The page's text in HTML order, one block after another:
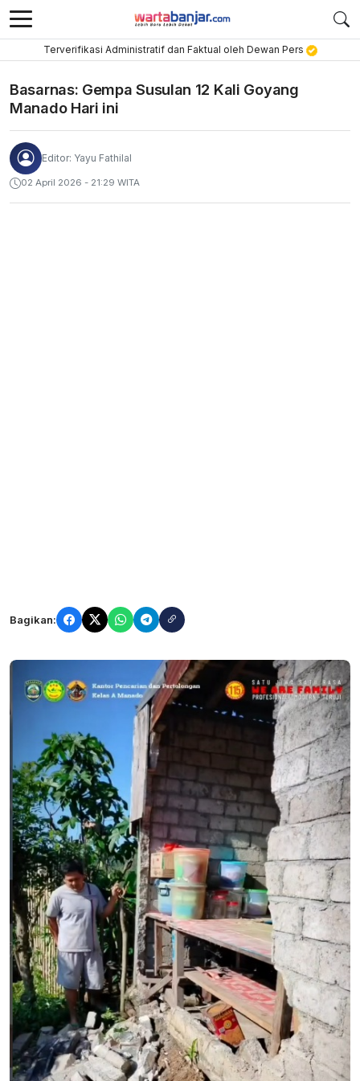
Terverifikasi Administratif dan Faktual oleh Dewan Pers
Basarnas: Gempa Susulan 12 Kali Goyang
Manado Hari ini
Editor: Yayu Fathilal
02 April 2026 - 21:29 WITA
Bagikan: